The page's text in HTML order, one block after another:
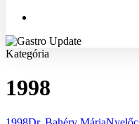
Kategória
1998